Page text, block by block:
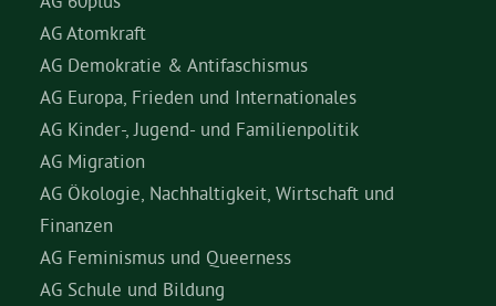
AG Atomkraft
AG Demokratie & Antifaschismus
AG Europa, Frieden und Internationales
AG Kinder-, Jugend- und Familienpolitik
AG Migration
AG Ökologie, Nachhaltigkeit, Wirtschaft und
Finanzen
AG Feminismus und Queerness
AG Schule und Bildung